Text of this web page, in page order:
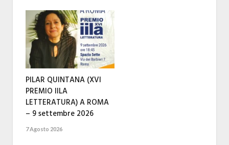
PILAR QUINTANA (XVI
PREMIO IILA
LETTERATURA) A ROMA
– 9 settembre 2026
7 Agosto 2026